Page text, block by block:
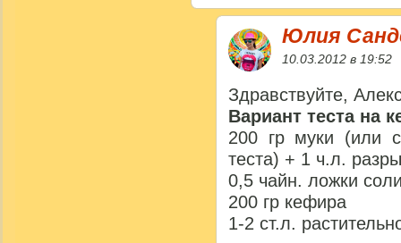
Юлия
10.03.2012 в 19:52
Здравствуйте,
Вариант теста на
200 гр муки (или
теста) + 1 ч.л.
0,5 чайн. ложки
200 гр кефира
1-2 ст.л.